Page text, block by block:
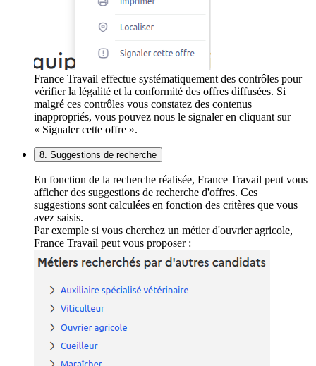
France Travail effectue systématiquement des contrôles pour
vérifier la légalité et la conformité des offres diffusées. Si
malgré ces contrôles vous constatez des contenus
inappropriés, vous pouvez nous le signaler en cliquant sur
« Signaler cette offre ».
8. Suggestions de recherche
En fonction de la recherche réalisée, France Travail peut vous
afficher des suggestions de recherche d'offres. Ces
suggestions sont calculées en fonction des critères que vous
avez saisis.
Par exemple si vous cherchez un métier d'ouvrier agricole,
France Travail peut vous proposer :